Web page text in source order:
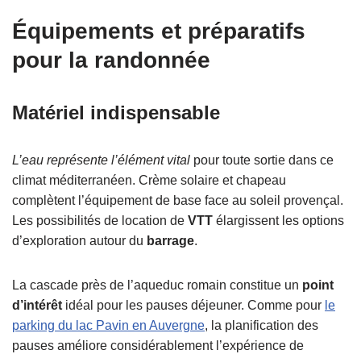
Équipements et préparatifs
pour la randonnée
Matériel indispensable
L’eau représente l’élément vital pour toute sortie dans ce
climat méditerranéen. Crème solaire et chapeau
complètent l’équipement de base face au soleil provençal.
Les possibilités de location de VTT élargissent les options
d’exploration autour du barrage.
La cascade près de l’aqueduc romain constitue un point
d’intérêt idéal pour les pauses déjeuner. Comme pour le
parking du lac Pavin en Auvergne, la planification des
pauses améliore considérablement l’expérience de